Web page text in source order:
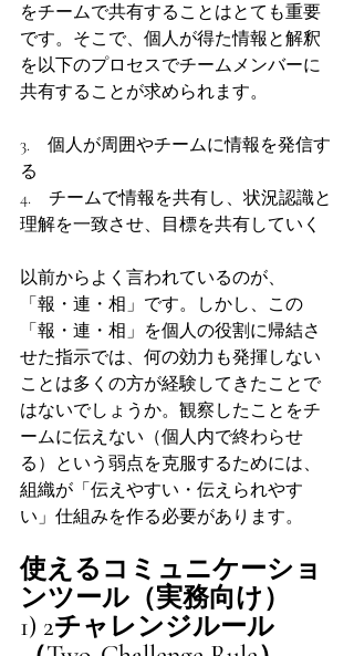
をチームで共有することはとても重要
です。そこで、個人が得た情報と解釈
を以下のプロセスでチームメンバーに
共有することが求められます。
3.    個人が周囲やチームに情報を発信す
る
4.    チームで情報を共有し、状況認識と
理解を一致させ、目標を共有していく
以前からよく言われているのが、
「報・連・相」です。しかし、この
「報・連・相」を個人の役割に帰結さ
せた指示では、何の効力も発揮しない
ことは多くの方が経験してきたことで
はないでしょうか。観察したことをチ
ームに伝えない（個人内で終わらせ
る）という弱点を克服するためには、
組織が「伝えやすい・伝えられやす
い」仕組みを作る必要があります。
使えるコミュニケーショ
ンツール（実務向け）
1) 2チャレンジルール